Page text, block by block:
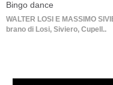
Bingo dance
WALTER LOSI E MASSIMO
brano di Losi, Siviero, Cupell..